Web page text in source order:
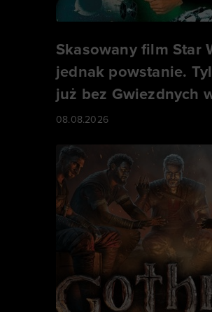
Skasowany film Star
jednak powstanie.
już bez Gwiezdnych
08.08.2026